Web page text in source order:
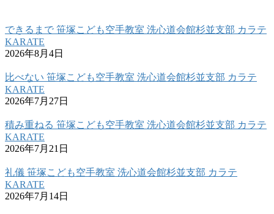
できるまで 笹塚こども空手教室 洗心道会館杉並支部 カラテ
KARATE
2026年8月4日
比べない 笹塚こども空手教室 洗心道会館杉並支部 カラテ
KARATE
2026年7月27日
積み重ねる 笹塚こども空手教室 洗心道会館杉並支部 カラテ
KARATE
2026年7月21日
礼儀 笹塚こども空手教室 洗心道会館杉並支部 カラテ
KARATE
2026年7月14日